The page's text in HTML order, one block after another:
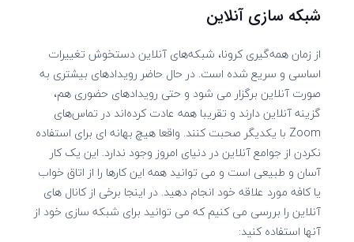
شبکه سازی آنلاین
از زمان همه‌گیری کرونا، شبکه‌های آنلاین دستخوش تغییرات
اساسی و سریع شده است. در حال حاضر رویدادهای بیشتری به
صورت آنلاین برگزار می شود و حتی رویدادهای حضوری هم،
گزینه آنلاین دارند و تقریبا همه عادت کرده‌اند در تماس‌های
Zoom با یکدیگر صحبت کنند. واقعا هیچ بهانه ای برای استفاده
نکردن از جوامع آنلاین در دنیای امروز وجود ندارد. این یک کار
آسان و طبیعی است و می توانید همه این کارها را از اتاق خواب
یا کافه مورد علاقه خود انجام دهید. در اینجا برخی از کانال های
آنلاین را بررسی می کنیم که می توانید برای شبکه سازی خود از
آنها استفاده کنید: